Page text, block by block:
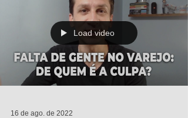
Load video
16 de ago. de 2022